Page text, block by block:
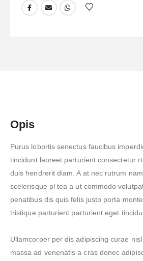
Opis
Purus lobortis senectus faucibus
tincidunt laoreet parturient consectetur
duis hendrerit diam. A at nec rutrum
scelerisque pl tea a ut commodo
penatibus dis quis felis justo porta
tristique parturient parturient eget
Ullamcorper per dis adipiscing curae
massa ad venenatis a cras donec